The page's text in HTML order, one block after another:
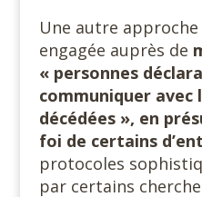
Une autre
engagée auprès de
« personnes
communiquer avec
décédées », en
foi de certains
protocoles
par certains